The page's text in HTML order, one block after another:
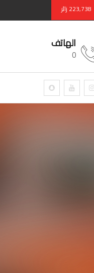
223,738 زائر
الهاتف
0